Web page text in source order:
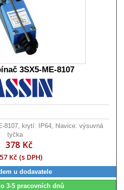
3SX5-ME-8107
8107, krytí: IP64, hlavice: výsuvná
tyčka
378 Kč
Kč (s DPH)
u dodavatele
3-5 pracovních dnů